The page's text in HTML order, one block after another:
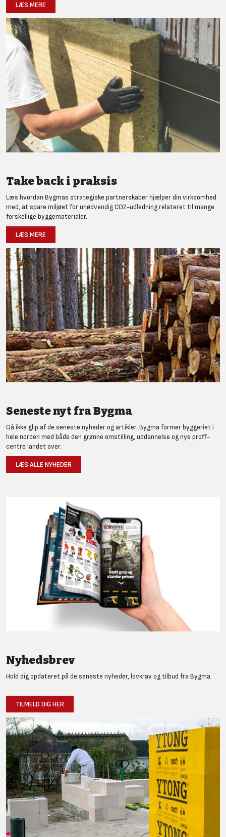
LÆS MERE
Take back i praksis
Læs hvordan Bygmas strategiske partnerskaber hjælper din virksomhed
med, at spare miljøet for unødvendig CO2-udledning relateret til mange
forskellige byggematerialer.
LÆS MERE
Seneste nyt fra Bygma
Gå ikke glip af de seneste nyheder og artikler. Bygma former byggeriet i
hele norden med både den grønne omstilling, uddannelse og nye proff-
centre landet over.
LÆS ALLE NYHEDER
Nyhedsbrev
Hold dig opdateret på de seneste nyheder, lovkrav og tilbud fra Bygma.
TILMELD DIG HER